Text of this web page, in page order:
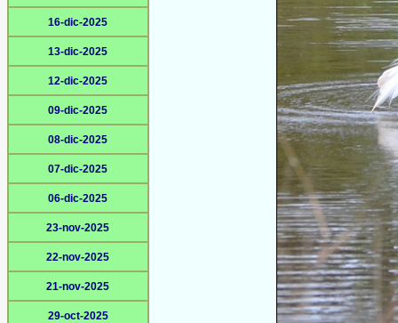
16-dic-2025
13-dic-2025
12-dic-2025
09-dic-2025
08-dic-2025
07-dic-2025
06-dic-2025
23-nov-2025
22-nov-2025
21-nov-2025
29-oct-2025